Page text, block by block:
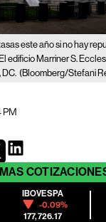
este año si no hay
El edificio Marriner S.
DC. (Bloomberg/Stefani
PM
IBOVESPA
-0.09%
177,726.17